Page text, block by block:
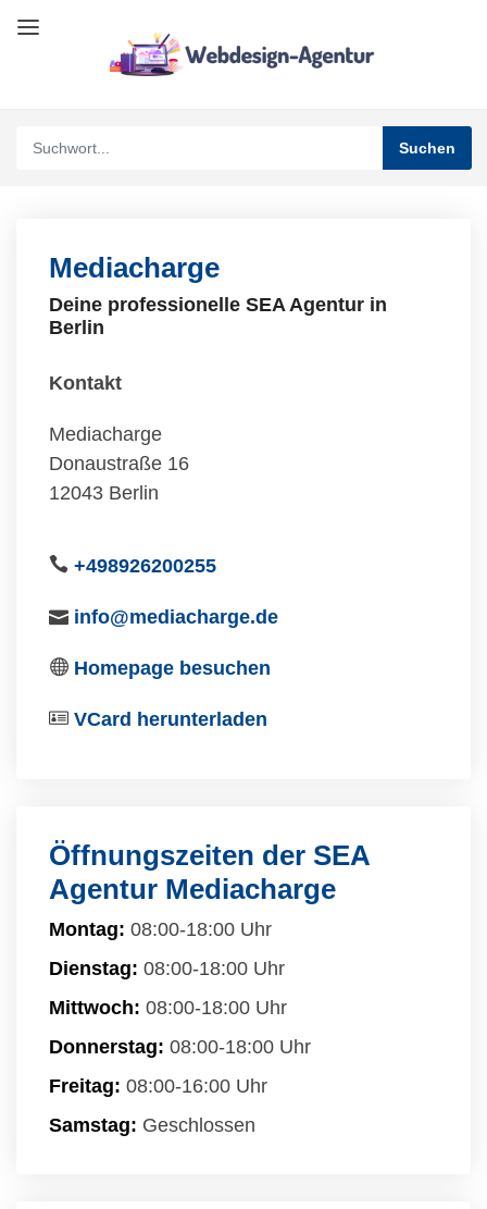
Mediacharge
Deine professionelle SEA Agentur in
Berlin
Kontakt
Mediacharge
Donaustraße 16
12043 Berlin
+498926200255
info@mediacharge.de
Homepage besuchen
VCard herunterladen
Öffnungszeiten der SEA
Agentur Mediacharge
Montag: 08:00-18:00 Uhr
Dienstag: 08:00-18:00 Uhr
Mittwoch: 08:00-18:00 Uhr
Donnerstag: 08:00-18:00 Uhr
Freitag: 08:00-16:00 Uhr
Samstag: Geschlossen